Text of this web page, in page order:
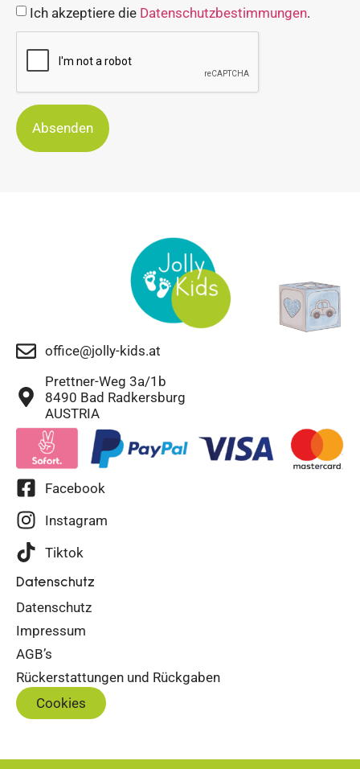
Ich akzeptiere die Datenschutzbestimmungen.
Absenden
office@jolly-kids.at
Prettner-Weg 3a/1b
8490 Bad Radkersburg
AUSTRIA
Facebook
Instagram
Tiktok
Datenschutz
Datenschutz
Impressum
AGB’s
Rückerstattungen und Rückgaben
Cookies